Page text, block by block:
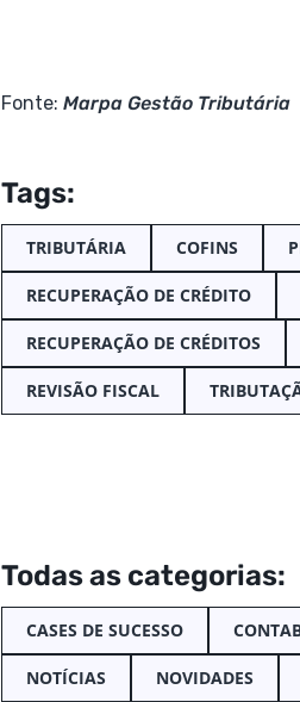
Fonte: Marpa Gestão Tributária
Tags:
TRIBUTÁRIA COFINS
RECUPERAÇÃO DE CRÉDITO
RECUPERAÇÃO DE CRÉDITOS
REVISÃO FISCAL
Todas as categorias:
CASES DE SUCESSO
NOTÍCIAS NOVIDADES